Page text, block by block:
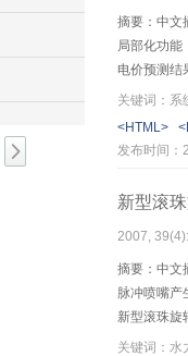
摘要：中文
局部化功能
电价预测结
关键词：系
<HTML>
发布时间：
新型滚
2007,
摘要：中文
脉冲喷嘴产
新型滚珠旋
石或金属
关键词：水